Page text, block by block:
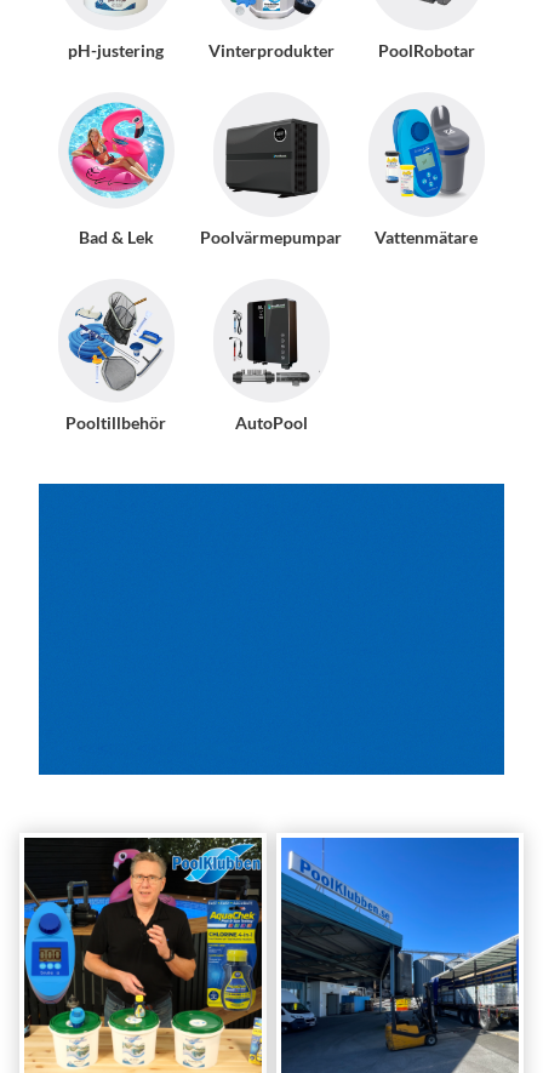
pH-justering Vinterprodukter PoolRobotar
Bad & Lek Poolvärmepumpar Vattenmätare
Pooltillbehör AutoPool